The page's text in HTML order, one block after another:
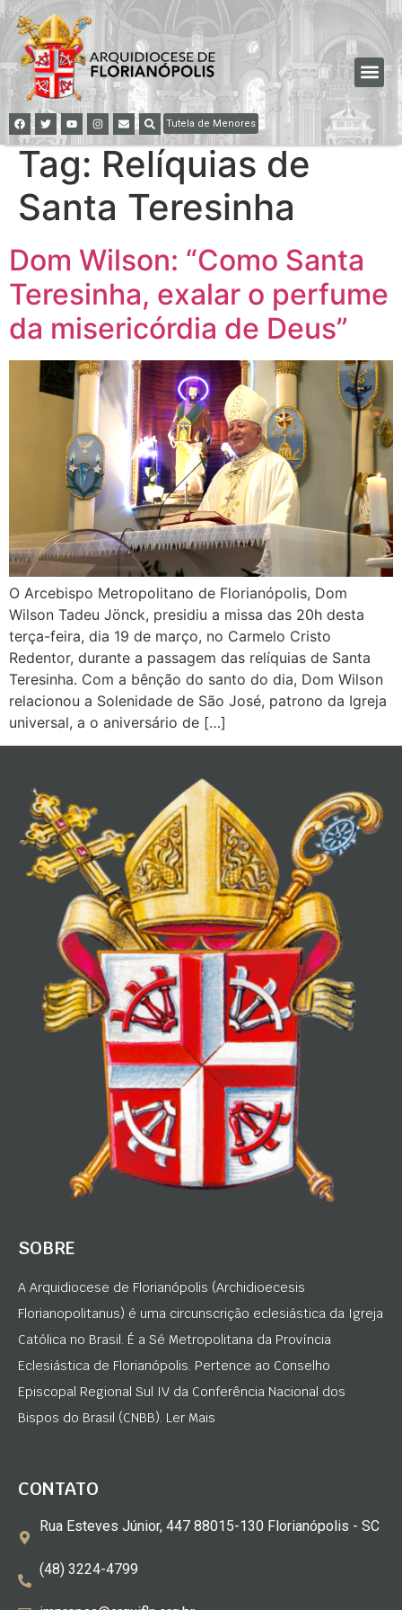
Tutela de Menores
Tag: Relíquias de
Santa Teresinha
Dom Wilson: “Como Santa
Teresinha, exalar o perfume
da misericórdia de Deus”
O Arcebispo Metropolitano de Florianópolis, Dom
Wilson Tadeu Jönck, presidiu a missa das 20h desta
terça-feira, dia 19 de março, no Carmelo Cristo
Redentor, durante a passagem das relíquias de Santa
Teresinha. Com a bênção do santo do dia, Dom Wilson
relacionou a Solenidade de São José, patrono da Igreja
universal, a o aniversário de […]
SOBRE
A Arquidiocese de Florianópolis (Archidioecesis
Florianopolitanus) é uma circunscrição eclesiástica da Igreja
Católica no Brasil. É a Sé Metropolitana da Província
Eclesiástica de Florianópolis. Pertence ao Conselho
Episcopal Regional Sul IV da Conferência Nacional dos
Bispos do Brasil (CNBB). Ler Mais
CONTATO
Rua Esteves Júnior, 447 88015-130 Florianópolis - SC
(48) 3224-4799